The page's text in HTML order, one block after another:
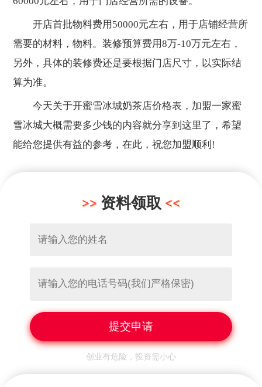
开店首批物料费用50000元左右，用于店铺经营所
需要的材料，物料。装修预算费用8万-10万元左右，
另外，具体的装修费还是要根据门店尺寸，以实际结
算为准。
今天关于开蜜雪冰城奶茶店价格表，加盟一家蜜
雪冰城大概需要多少钱的内容就分享到这里了，希望
能给您提供有益的参考，在此，祝您加盟顺利!
资料领取
创业有危险，投资需小心